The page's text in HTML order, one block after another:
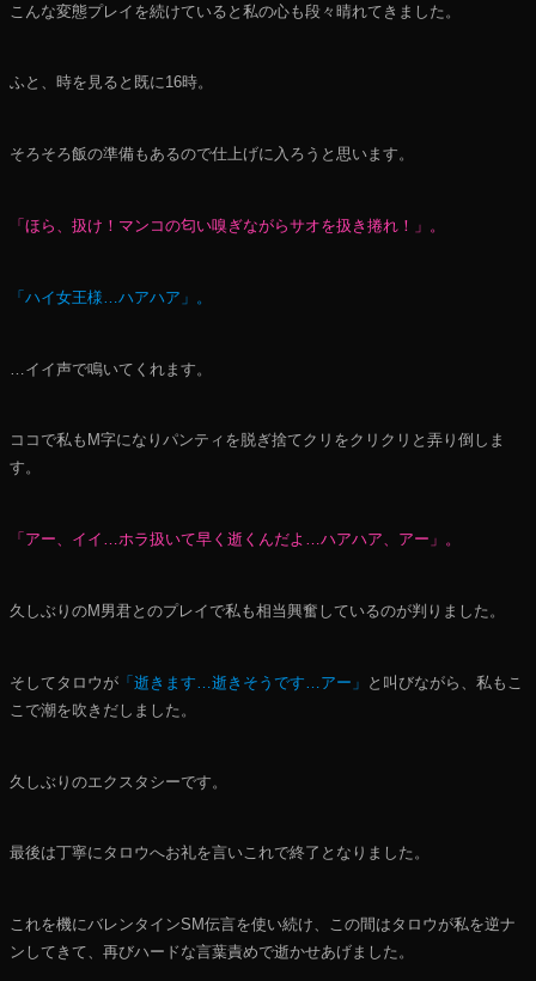
こんな変態プレイを続けていると私の心も段々晴れてきました。
ふと、時を見ると既に16時。
そろそろ飯の準備もあるので仕上げに入ろうと思います。
「ほら、扱け！マンコの匂い嗅ぎながらサオを扱き捲れ！」。
「ハイ女王様…ハアハア」。
…イイ声で鳴いてくれます。
ココで私もМ字になりパンティを脱ぎ捨てクリをクリクリと弄り倒しま
す。
「アー、イイ…ホラ扱いて早く逝くんだよ…ハアハア、アー」。
久しぶりのМ男君とのプレイで私も相当興奮しているのが判りました。
そしてタロウが 「逝きます…逝きそうです…アー」 と叫びながら、私もこ
こで潮を吹きだしました。
久しぶりのエクスタシーです。
最後は丁寧にタロウへお礼を言いこれで終了となりました。
これを機にバレンタインSM伝言を使い続け、この間はタロウが私を逆ナ
ンしてきて、再びハードな言葉責めで逝かせあげました。